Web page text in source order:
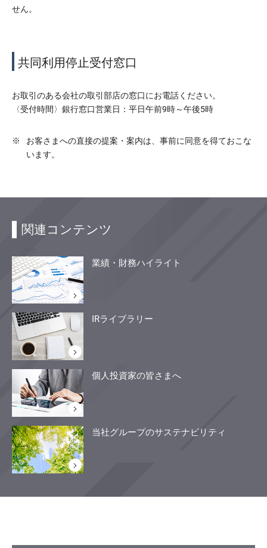
せん。
共同利用停止受付窓口
お取引のある会社の取引部店の窓口にお電話ください。
〈受付時間〉銀行窓口営業日：平日午前9時～午後5時
※
お客さまへの直接の提案・案内は、事前に同意を得ておこな
います。
関連コンテンツ
業績・財務ハイライト
IRライブラリー
個人投資家の皆さまへ
当社グループのサステナビリティ